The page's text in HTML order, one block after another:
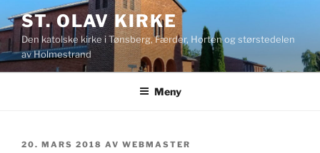
til
innhold
ST. OLAV KIRKE
Den katolske kirke i Tønsberg, Færder, Horten og størstedelen
av Holmestrand
Meny
PUBLISERT
20. MARS 2018 AV WEBMASTER